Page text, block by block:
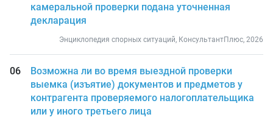
камеральной проверки подана уточненная
декларация
Энциклопедия спорных ситуаций, КонсультантПлюс, 2026
Возможна ли во время выездной проверки
выемка (изъятие) документов и предметов у
контрагента проверяемого налогоплательщика
или у иного третьего лица